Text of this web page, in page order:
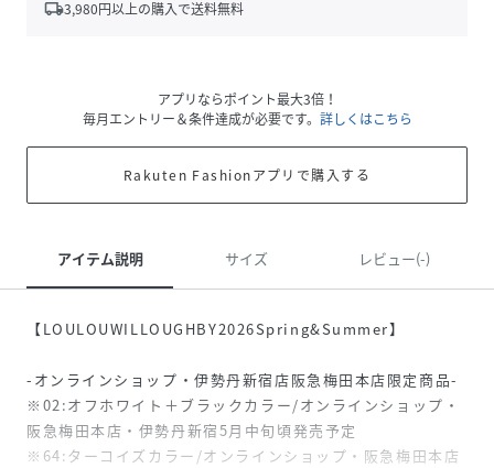
local_shipping3,980円以上の購入で送料無料
アプリならポイント最大3倍！
毎月エントリー＆条件達成が必要です。 詳しくはこちら
Rakuten Fashionアプリで購入する
アイテム説明 サイズ レビュー(-)
【LOULOUWILLOUGHBY2026Spring&Summer】
-オンラインショップ・伊勢丹新宿店阪急梅田本店限定商品-
※02:オフホワイト＋ブラックカラー/オンラインショップ・
阪急梅田本店・伊勢丹新宿5月中旬頃発売予定
※64:ターコイズカラー/オンラインショップ・阪急梅田本店